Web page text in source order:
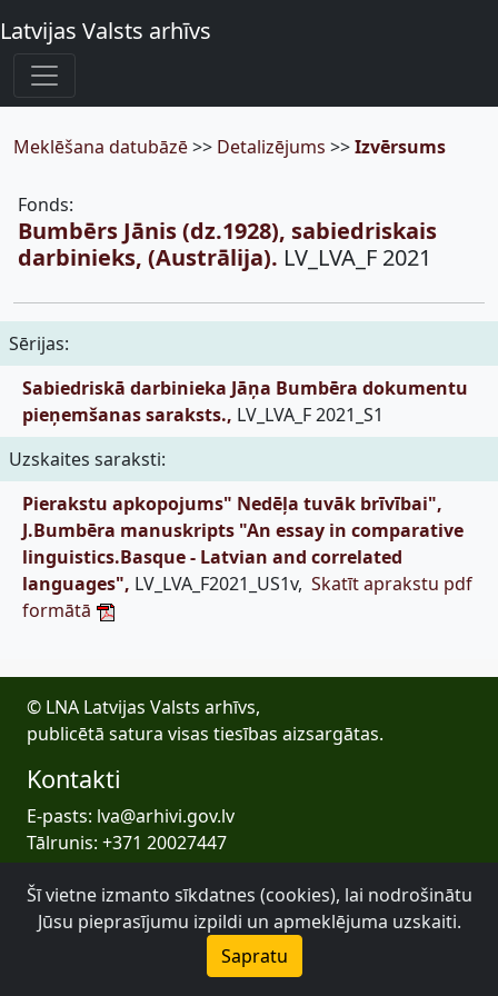
Latvijas Valsts arhīvs
Meklēšana datubāzē>> Detalizējums >>Izvērsums
Fonds:
Bumbērs Jānis (dz.1928), sabiedriskais
darbinieks, (Austrālija). LV_LVA_F 2021
Sērijas:
Sabiedriskā darbinieka Jāņa Bumbēra dokumentu
pieņemšanas saraksts., LV_LVA_F 2021_S1
Uzskaites saraksti:
Pierakstu apkopojums" Nedēļa tuvāk brīvībai",
J.Bumbēra manuskripts "An essay in comparative
linguistics.Basque - Latvian and correlated
languages", LV_LVA_F2021_US1v, Skatīt aprakstu pdf
formātā
© LNA Latvijas Valsts arhīvs,
publicētā satura visas tiesības aizsargātas.
Kontakti
E-pasts: lva@arhivi.gov.lv
Tālrunis: +371 20027447
Bezdelīgu 1A, Rīga
Latvijas Valsts arhīvs
Šī vietne izmanto sīkdatnes (cookies), lai nodrošinātu
Jūsu pieprasījumu izpildi un apmeklējuma uzskaiti.
Sapratu